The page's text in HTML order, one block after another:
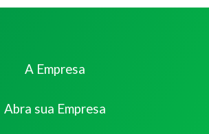
A Empresa
Abra sua Empresa